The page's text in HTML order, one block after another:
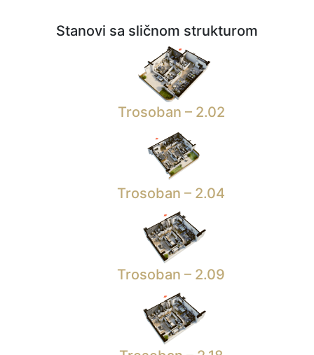
Stanovi sa sličnom strukturom
Trosoban – 2.02
Trosoban – 2.04
Trosoban – 2.09